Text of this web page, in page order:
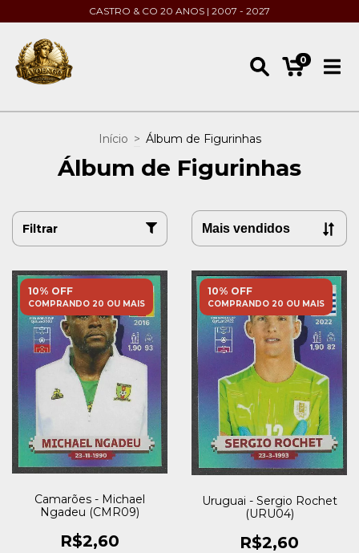
CASTRO & CO 20 ANOS | 2007 - 2027
0
Início > Álbum de Figurinhas
Álbum de Figurinhas
Filtrar
10% OFF
COMPRANDO 20 OU MAIS
Camarões - Michael
Ngadeu (CMR09)
R$2,60
10% OFF
COMPRANDO 20 OU MAIS
Uruguai - Sergio Rochet
(URU04)
R$2,60